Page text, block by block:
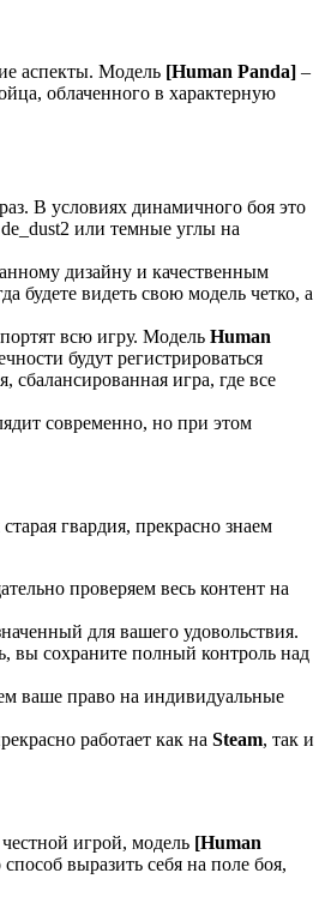
аспекты. Модель [Human Panda] –
облаченного в характерную
В условиях динамичного боя это
или темные углы на
дизайну и качественным
будете видеть свою модель четко, а
всю игру. Модель Human
будут регистрироваться
игра, где все
современно, но при этом
гвардия, прекрасно знаем
проверяем весь контент на
для вашего удовольствия.
вы сохраните полный контроль над
ваше право на индивидуальные
работает как на Steam, так и
игрой, модель [Human
выразить себя на поле боя,